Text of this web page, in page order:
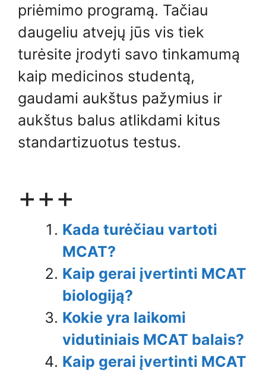
priėmimo programą. Tačiau
daugeliu atvejų jūs vis tiek
turėsite įrodyti savo tinkamumą
kaip medicinos studentą,
gaudami aukštus pažymius ir
aukštus balus atlikdami kitus
standartizuotus testus.
+++
Kada turėčiau vartoti
MCAT?
Kaip gerai įvertinti MCAT
biologiją?
Kokie yra laikomi
vidutiniais MCAT balais?
Kaip gerai įvertinti MCAT